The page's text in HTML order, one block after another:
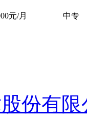
元/月 中专
份有